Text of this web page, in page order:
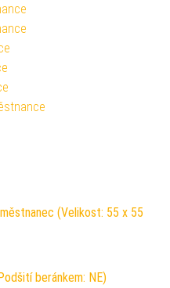
(Velikost: 55 x 55
beránkem: NE)